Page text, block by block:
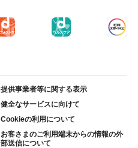
提供事業者等に関する表示
健全なサービスに向けて
Cookieの利用について
お客さまのご利用端末からの情報の外
部送信について